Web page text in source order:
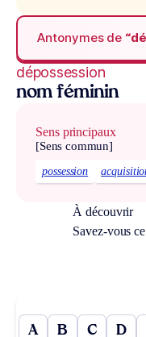
Antonymes de
dépossession
nom féminin
Sens principaux
[Sens commun]
possession
À découvrir
Savez-vous
A B C D